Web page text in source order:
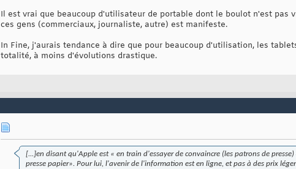
Il est vrai que beaucoup d'utilisateur de portable dont le boulot n'est pas
ces gens (commerciaux, journaliste, autre) est manifeste.
In Fine, j'aurais tendance à dire que pour beaucoup d'utilisation, les
totalité, à moins d'évolutions drastique.
[...]en disant qu'Apple est « en train d'essayer de convaincre (les patrons de
presse papier». Pour lui, l'avenir de l'information est en ligne, et pas à des prix